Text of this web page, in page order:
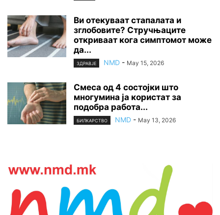
Ви отекуваат стапалата и
зглобовите? Стручњаците
откриваат кога симптомот може
да...
ЗДРАВЈЕ NMD - May 15, 2026
Смеса од 4 состојки што
многумина ја користат за
подобра работа...
БИЛКАРСТВО NMD - May 13, 2026